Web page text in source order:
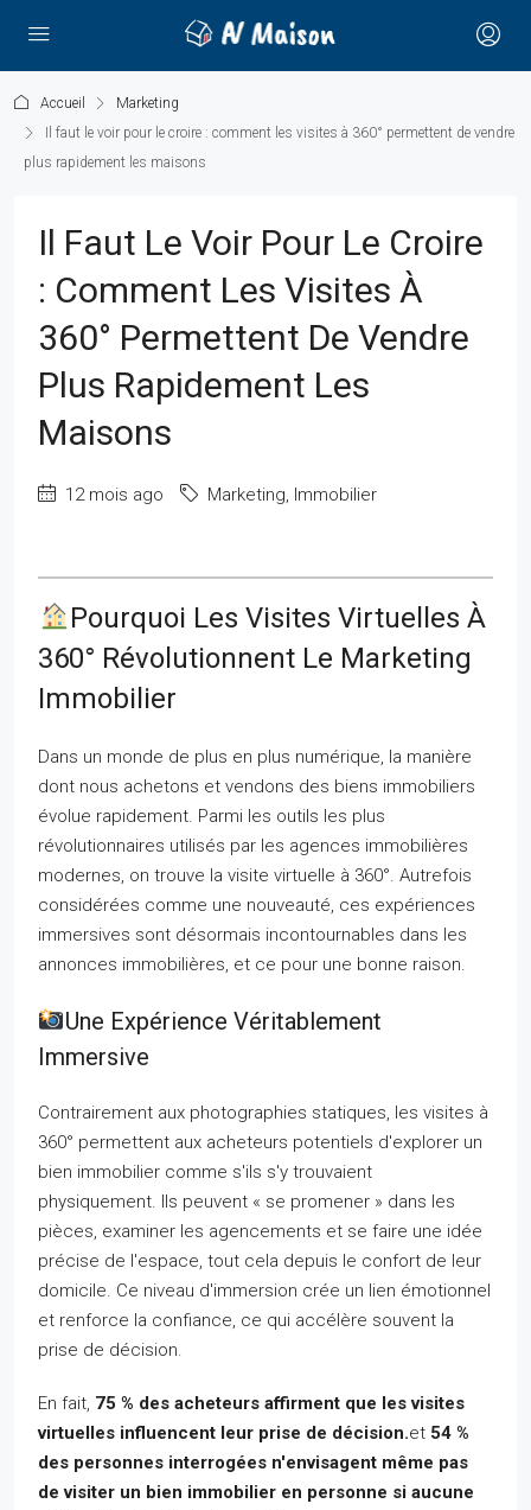
Accueil
Marketing
Il faut le voir pour le croire : comment les visites à 360° permettent de vendre
plus rapidement les maisons
Il Faut Le Voir Pour Le Croire
: Comment Les Visites À
360° Permettent De Vendre
Plus Rapidement Les
Maisons
12 mois ago Marketing, Immobilier
Pourquoi Les Visites Virtuelles À
360° Révolutionnent Le Marketing
Immobilier
Dans un monde de plus en plus numérique, la manière
dont nous achetons et vendons des biens immobiliers
évolue rapidement. Parmi les outils les plus
révolutionnaires utilisés par les agences immobilières
modernes, on trouve la visite virtuelle à 360°. Autrefois
considérées comme une nouveauté, ces expériences
immersives sont désormais incontournables dans les
annonces immobilières, et ce pour une bonne raison.
Une Expérience Véritablement
Immersive
Contrairement aux photographies statiques, les visites à
360° permettent aux acheteurs potentiels d'explorer un
bien immobilier comme s'ils s'y trouvaient
physiquement. Ils peuvent « se promener » dans les
pièces, examiner les agencements et se faire une idée
précise de l'espace, tout cela depuis le confort de leur
domicile. Ce niveau d'immersion crée un lien émotionnel
et renforce la confiance, ce qui accélère souvent la
prise de décision.
En fait, 75 % des acheteurs affirment que les visites
virtuelles influencent leur prise de décision.et 54 %
des personnes interrogées n'envisagent même pas
de visiter un bien immobilier en personne si aucune